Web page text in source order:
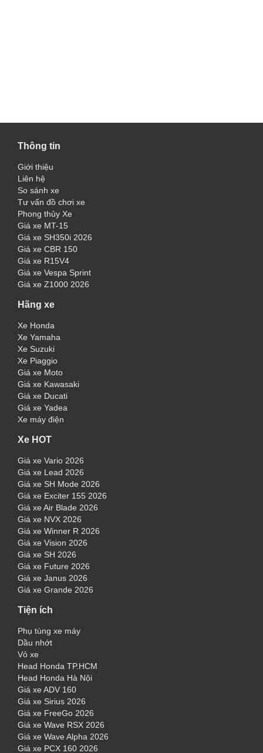
Thông tin
Giới thiệu
Liên hệ
So sánh xe
Tư vấn đồ chơi xe
Phong thủy Xe
Giá xe MT-15
Giá xe SH350i 2026
Giá xe CBR 150
Giá xe R15V4
Giá xe Vespa Sprint
Giá xe Z1000 2026
Hãng xe
Xe Honda
Xe Yamaha
Xe Suzuki
Xe Piaggio
Giá xe Moto
Giá xe Kawasaki
Giá xe Ducati
Giá xe Yadea
Xe máy điện
Xe HOT
Giá xe Vario 2026
Giá xe Lead 2026
Giá xe SH Mode 2026
Giá xe Exciter 155 2026
Giá xe Air Blade 2026
Giá xe NVX 2026
Giá xe Winner R 2026
Giá xe Vision 2026
Giá xe SH 2026
Giá xe Future 2026
Giá xe Janus 2026
Giá xe Grande 2026
Tiện ích
Phụ tùng xe máy
Dầu nhớt
Vỏ xe
Head Honda TP.HCM
Head Honda Hà Nội
Giá xe ADV 160
Giá xe Sirius 2026
Giá xe FreeGo 2026
Giá xe Wave RSX 2026
Giá xe Wave Alpha 2026
Giá xe PCX 160 2026